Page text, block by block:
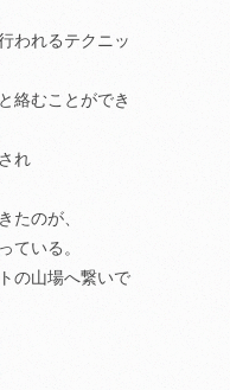
われるテクニッ
絡むことができ
れ
たのが、
ている。
の山場へ繋いで